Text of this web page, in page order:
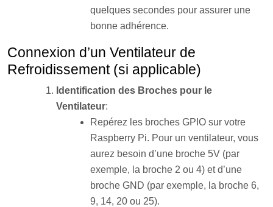
quelques secondes pour assurer une
bonne adhérence.
Connexion d’un Ventilateur de
Refroidissement (si applicable)
Identification des Broches pour le
Ventilateur:
Repérez les broches GPIO sur votre
Raspberry Pi. Pour un ventilateur, vous
aurez besoin d’une broche 5V (par
exemple, la broche 2 ou 4) et d’une
broche GND (par exemple, la broche 6,
9, 14, 20 ou 25).